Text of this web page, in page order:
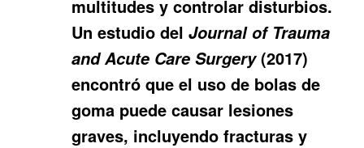
multitudes y controlar disturbios.
Un estudio delJournal of Trauma
and Acute Care Surgery(2017)
encontró que el uso de bolas de
goma puede causar lesiones
graves, incluyendo fracturas y